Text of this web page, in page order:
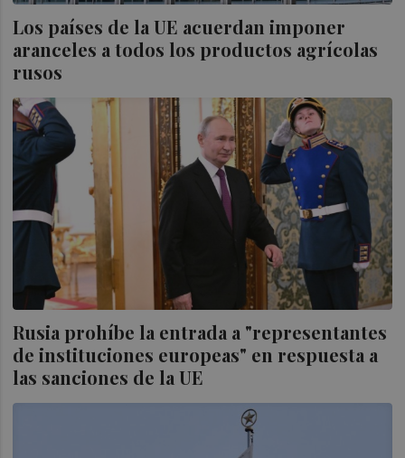
Los países de la UE acuerdan imponer
aranceles a todos los productos agrícolas
rusos
Rusia prohíbe la entrada a "representantes
de instituciones europeas" en respuesta a
las sanciones de la UE